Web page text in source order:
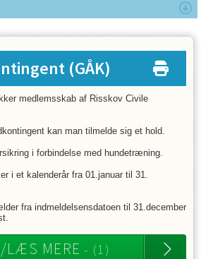
(GÅK)
medlemsskab af Risskov Civile
kan man tilmelde sig et hold.
i forbindelse med hundetræning.
i et kalenderår fra 01.januar til 31.
fra indmeldelsensdatoen til 31.december
LÆS MERE - (1)